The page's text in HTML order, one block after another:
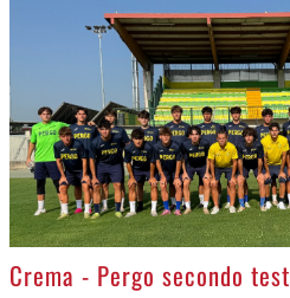
>
Crema - Pergo secondo test